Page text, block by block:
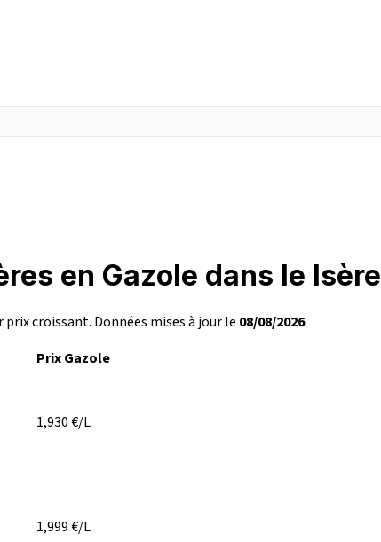
en Gazole dans le Isère
croissant. Données mises à jour le 08/08/2026.
Prix Gazole
1,930€/L
1,999€/L